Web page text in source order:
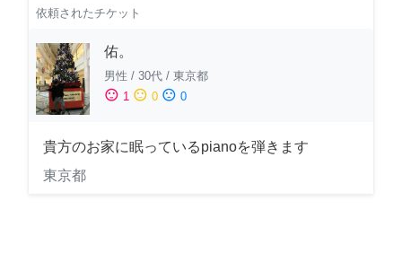
依頼されたチケット
佑。
男性 / 30代 / 東京都
sentiment_satisfied 1 sentiment_neutral 0 sentiment_dissatisfied 0
貴方のお家に眠っているpianoを弾きます
東京都